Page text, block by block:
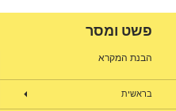
פשט ומסר
הבנת המקרא
בראשית